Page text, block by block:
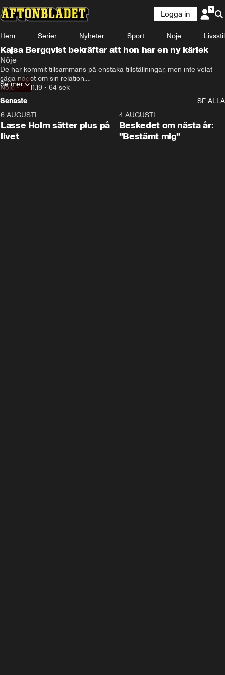
Logga in
Hem Serier Nyheter Sport Nöje Livsstil
Kajsa Bergqvist bekräftar att hon har en ny kärlek
Nöje
De har kommit tillsammans på enstaka tillställningar, men inte velat
säga något om sin relation.
Men nu bekräftar Kajsa Bergqvist för Aftonbladet att Josefin Holmqvist
är hennes nya flickvän.
Nöje•20.11.19 • 64 sek
Se mer
Senaste
SE ALLA
6 AUGUSTI
Lasse Holm sätter plus på
livet
4 AUGUSTI
Beskedet om nästa år:
”Bestämt mig”